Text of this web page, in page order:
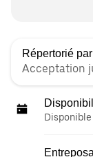
Répertorié par
Acceptation